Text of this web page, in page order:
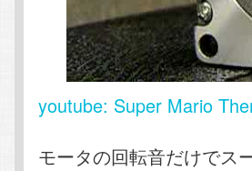
youtube: Super Mario
モータの回転音だけでス